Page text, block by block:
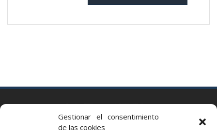
Gestionar el consentimiento
de las cookies
Via Augusta 2 bis, 3º, 08006 Barcelona